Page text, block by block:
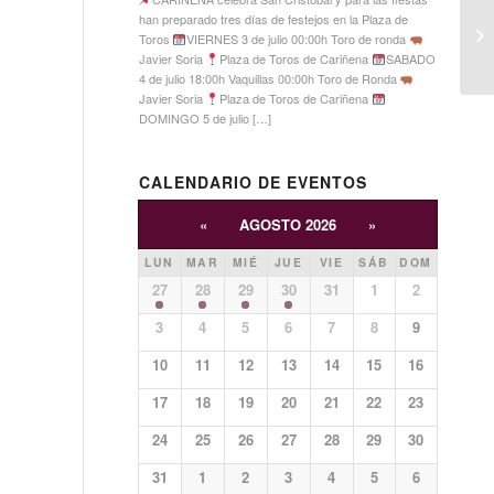
han preparado tres días de festejos en la Plaza de
Toros
VIERNES 3 de julio 00:00h Toro de ronda
Javier Soria
Plaza de Toros de Cariñena
SABADO
4 de julio 18:00h Vaquillas 00:00h Toro de Ronda
Javier Soria
Plaza de Toros de Cariñena
DOMINGO 5 de julio […]
CALENDARIO DE EVENTOS
« AGOSTO 2026 »
LUN MAR MIÉ JUE VIE SÁB DOM
27 28 29 30 31 1
2
3
4 5 6 7 8
9
10
11 12 13 14 15
16
17
18 19 20 21 22
23
24
25 26 27 28 29
30
31
1 2 3 4 5 6